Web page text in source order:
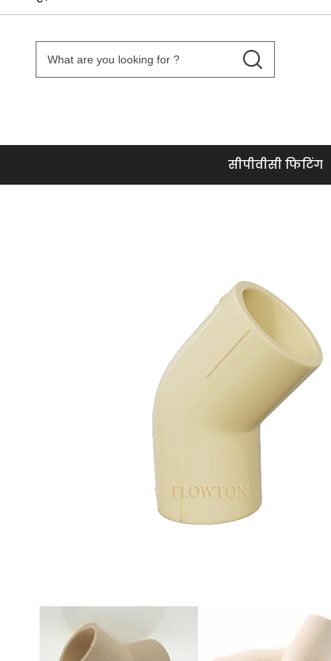
सीपीवीसी फिटिंग